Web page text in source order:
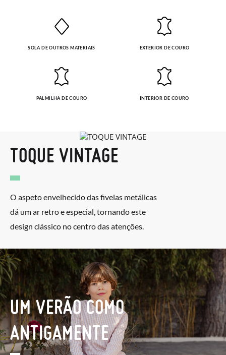
SOLA DE OUTROS MATERIAIS EXTERIOR DE COURO
PALMILHA DE COURO INTERIOR DE COURO
TOQUE VINTAGE
O aspeto envelhecido das fivelas metálicas
dá um ar retro e especial, tornando este
design clássico no centro das atenções.
UM VERÃO COMO
ANTIGAMENTE